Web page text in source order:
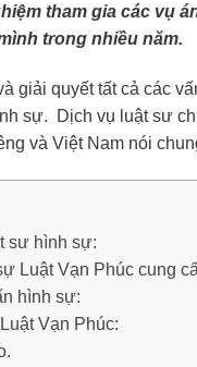
tham gia các vụ
trong nhiều năm.
giải quyết tất cả các
sự. Dịch vụ luật sư
và Việt Nam nói
sư hình sự:
Luật Vạn Phúc cung
hình sự:
Vạn Phúc: